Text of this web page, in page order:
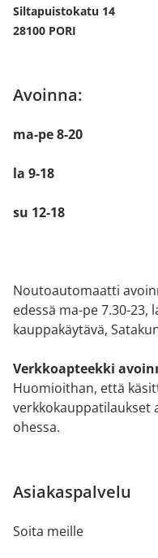
Siltapuistokatu 14
28100 PORI
Avoinna:
ma-pe 8-20
la 9-18
su 12-18
Noutoautomaatti
edessä ma-pe 7.30-23,
kauppakäytävä,
Verkkoapteekki
Huomioithan, että
verkkokauppatilaukset
ohessa.
Asiakaspalvelu
Soita meille